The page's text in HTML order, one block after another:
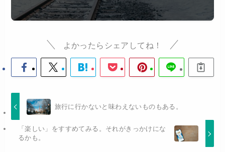
よかったらシェアしてね！
旅行に行かないと味わえないものもある。
「楽しい」をすすめてみる。それがきっかけにな
るかも。